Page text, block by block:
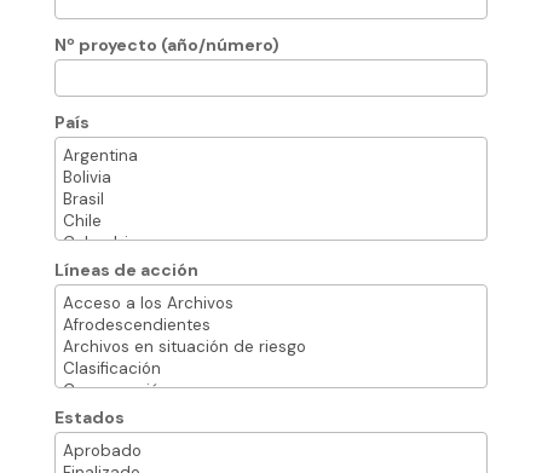
Nº proyecto (año/número)
País
Líneas de acción
Estados